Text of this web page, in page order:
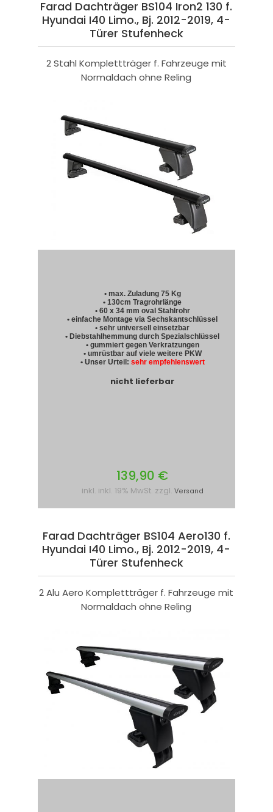
Farad Dachträger BS104 Iron2 130 f.
Hyundai I40 Limo., Bj. 2012-2019, 4-
Türer Stufenheck
2 Stahl Komplettträger f. Fahrzeuge mit
Normaldach ohne Reling
• max. Zuladung 75 Kg
• 130cm Tragrohrlänge
• 60 x 34 mm oval Stahlrohr
• einfache Montage via Sechskantschlüssel
• sehr universell einsetzbar
• Diebstahlhemmung durch Spezialschlüssel
• gummiert gegen Verkratzungen
• umrüstbar auf viele weitere PKW
• Unser Urteil: sehr empfehlenswert
nicht lieferbar
139,90 €
inkl. inkl. 19% MwSt. zzgl. Versand
Farad Dachträger BS104 Aero130 f.
Hyundai I40 Limo., Bj. 2012-2019, 4-
Türer Stufenheck
2 Alu Aero Komplettträger f. Fahrzeuge mit
Normaldach ohne Reling